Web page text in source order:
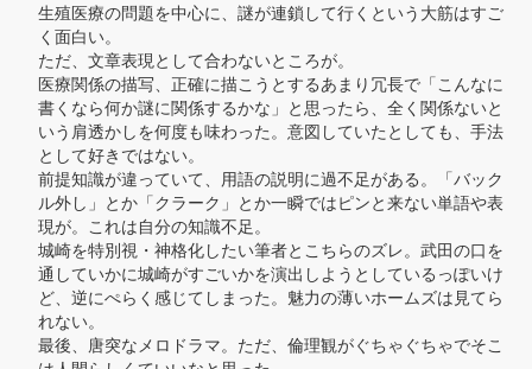
生殖医療の問題を中心に、謎が連鎖して行くという大筋はすご
く面白い。
ただ、文章表現として合わないところが。
医療関係の描写、正確に描こうとするあまり冗長で「こんなに
書くなら何か謎に関係するかな」と思ったら、全く関係ないと
いう肩透かしを何度も味わった。意図していたとしても、手法
として好きではない。
前提知識が違っていて、用語の説明に過不足がある。「バック
ル外し」とか「クラーク」とか一瞬ではピンと来ない単語や表
現が。これは自分の知識不足。
城崎を特別視・神格化したい筆者とこちらのズレ。武田の口を
通していかに城崎がすごいかを演出しようとしているっぽいけ
ど、逆にぺらく感じてしまった。魅力の薄いホームズは見てら
れない。
最後、唐突なメロドラマ。ただ、倫理観がぐちゃぐちゃでそこ